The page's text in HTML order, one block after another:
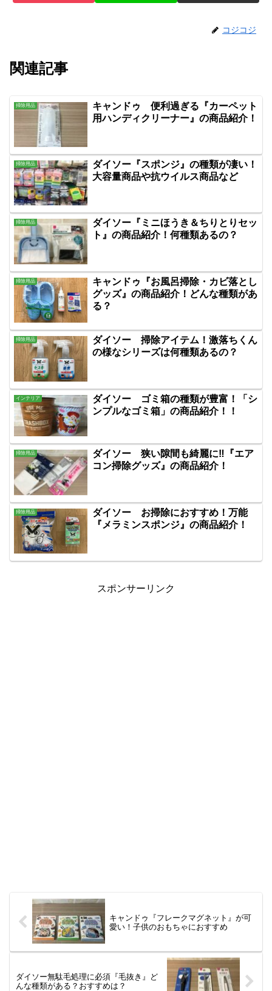
コジコジ
関連記事
掃除用品
キャンドゥ 便利過ぎる『カーペット
用ハンディクリーナー』の商品紹介！
掃除用品
ダイソー『スポンジ』の種類が凄い！
大容量商品や抗ウイルス商品など
掃除用品
ダイソー『ミニほうき＆ちりとりセッ
ト』の商品紹介！何種類あるの？
掃除用品
キャンドゥ『お風呂掃除・カビ落とし
グッズ』の商品紹介！どんな種類があ
る？
掃除用品
ダイソー 掃除アイテム！激落ちくん
の様なシリーズは何種類あるの？
インテリア
ダイソー ゴミ箱の種類が豊富！「シ
ンプルなゴミ箱」の商品紹介！！
掃除用品
ダイソー 狭い隙間も綺麗に‼『エア
コン掃除グッズ』の商品紹介！
掃除用品
ダイソー お掃除におすすめ！万能
『メラミンスポンジ』の商品紹介！
スポンサーリンク
キャンドゥ『フレークマグネット』が可
愛い！子供のおもちゃにおすすめ
ダイソー無駄毛処理に必須『毛抜き』ど
んな種類がある？おすすめは？